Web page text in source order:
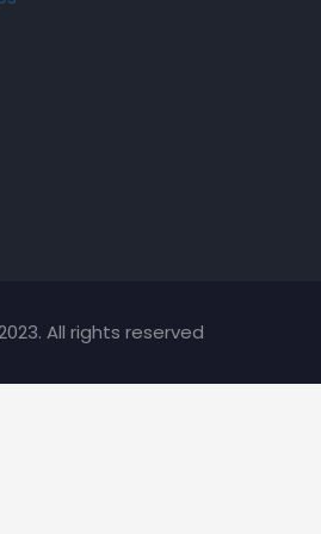
All rights reserved